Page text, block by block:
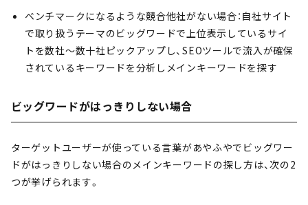
ベンチマークになるような競合他社がない場合：自社サイト
で取り扱うテーマのビッグワードで上位表示しているサイ
トを数社〜数十社ピックアップし、SEOツールで流入が確保
されているキーワードを分析しメインキーワードを探す
ビッグワードがはっきりしない場合
ターゲットユーザーが使っている言葉があやふやでビッグワー
ドがはっきりしない場合のメインキーワードの探し方は、次の2
つが挙げられます。